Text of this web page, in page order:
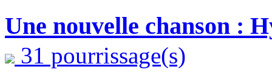
Une nouvelle chanson :
31 pourrissage(s)